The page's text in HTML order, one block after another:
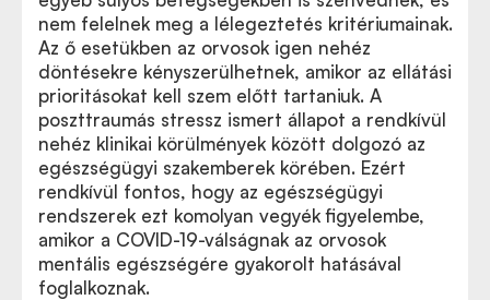
nem felelnek meg a lélegeztetés kritériumainak.
Az ő esetükben az orvosok igen nehéz
döntésekre kényszerülhetnek, amikor az ellátási
prioritásokat kell szem előtt tartaniuk. A
poszttraumás stressz ismert állapot a rendkívül
nehéz klinikai körülmények között dolgozó az
egészségügyi szakemberek körében. Ezért
rendkívül fontos, hogy az egészségügyi
rendszerek ezt komolyan vegyék figyelembe,
amikor a COVID-19-válságnak az orvosok
mentális egészségére gyakorolt hatásával
foglalkoznak.